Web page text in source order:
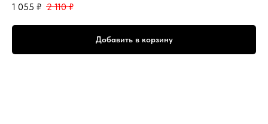
1 055 ₽ 2 110 ₽
Добавить в корзину